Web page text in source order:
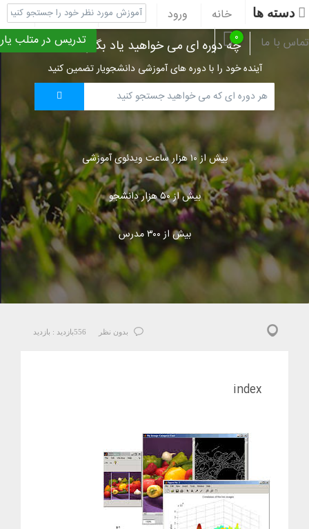
دسته ها خانه ورود ثبت نام
پشتیبانی
تماس با ما
۰ تدریس در متلب یارچه دوره ای می خواهید یاد بگیرید؟
آینده خود را با دوره های آموزشی دانشجویار تضمین کنید
بیش از ۱۰ هزار ساعت ویدئوی آموزشی
بیش از ۵۰ هزار دانشجو
بیش از ۳۰۰ مدرس
بدون نظر بازدید :556 بازدید
index